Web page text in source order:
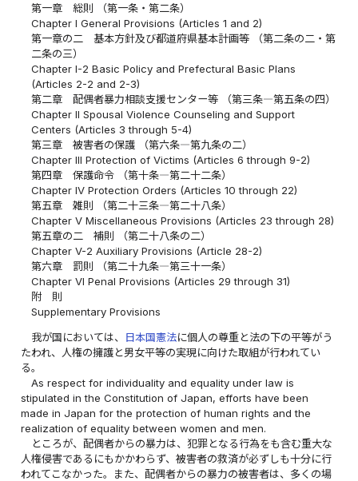
第一章 総則 （第一条・第二条）
Chapter I General Provisions (Articles 1 and 2)
第一章の二 基本方針及び都道府県基本計画等 （第二条の二・第
二条の三）
Chapter I-2 Basic Policy and Prefectural Basic Plans
(Articles 2-2 and 2-3)
第二章 配偶者暴力相談支援センター等 （第三条―第五条の四）
Chapter II Spousal Violence Counseling and Support
Centers (Articles 3 through 5-4)
第三章 被害者の保護 （第六条―第九条の二）
Chapter III Protection of Victims (Articles 6 through 9-2)
第四章 保護命令 （第十条―第二十二条）
Chapter IV Protection Orders (Articles 10 through 22)
第五章 雑則 （第二十三条―第二十八条）
Chapter V Miscellaneous Provisions (Articles 23 through 28)
第五章の二 補則 （第二十八条の二）
Chapter V-2 Auxiliary Provisions (Article 28-2)
第六章 罰則 （第二十九条―第三十一条）
Chapter VI Penal Provisions (Articles 29 through 31)
附 則
Supplementary Provisions
我が国においては、 日本国憲法に個人の尊重と法の下の平等がう
たわれ、人権の擁護と男女平等の実現に向けた取組が行われてい
る。
As respect for individuality and equality under law is
stipulated in the Constitution of Japan, efforts have been
made in Japan for the protection of human rights and the
realization of equality between women and men.
ところが、配偶者からの暴力は、犯罪となる行為をも含む重大な
人権侵害であるにもかかわらず、被害者の救済が必ずしも十分に行
われてこなかった。また、配偶者からの暴力の被害者は、多くの場